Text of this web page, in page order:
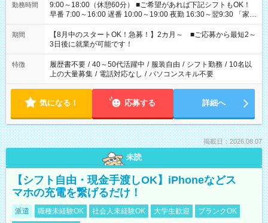
勤務時間
9:00～18:00（休憩60分） ■ご希望があれば下記シフトもOK！
早番 7:00～16:00 遅番 10:00～19:00 夜勤 16:30～翌9:30 「家族
と休みを合わせたい」 「余裕を持って夕飯の準備がしたい」
「できれば残業はしたくない」 など、ご希望を教えてください
ね。 ※Wワーク希望の方へ 今ご覧のお仕事で希望する勤務時間
と、もう1つのお仕事の勤務時間。 合計で週40時間を超える場
合は応募できません。
期間
【8月中のスタートOK！急募！】2カ月～ ■ご応募から最短2～
3日後に就業が可能です！
特徴 履歴書不要 / 40～50代活躍中 / 服装自由 / シフト勤務 / 10名以
上の大量募集 / 電話対応なし / パソコンスキル不要
気になる！ 応募する 詳細へ
掲載日：2026.08.07
未読
【シフト自由・現金手渡しOK】iPhoneなどス
マホの充電を繋げるだけ！
派遣 職種未経験OK 社会人未経験OK 大学生歓迎
ブランクOK